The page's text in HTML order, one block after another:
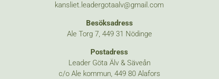
kansliet.leadergotaalv@gmail.com
Besöksadress
Ale Torg 7, 449 31 Nödinge
Postadress
Leader Göta Älv & Säveån
c/o Ale kommun, 449 80 Alafors